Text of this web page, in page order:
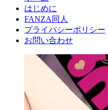
はじめに
FANZA同人
プライバシーポリシー
お問い合わせ